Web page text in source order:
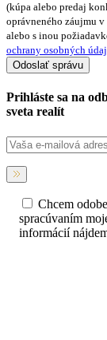
(kúpa alebo predaj
oprávneného záujmu
alebo s inou
ochrany osobných
Prihláste sa na
sveta realít
Chcem
spracúvaním
informácií